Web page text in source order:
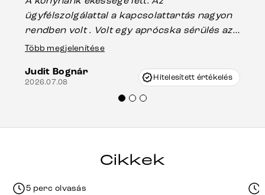
ügyfélszolgálattal a kapcsolattartás nagyon
rendben volt . Volt egy aprócska sérülés az
asztal talpánál, ami szállításkor
nagyon korrekten jártak el az ügyemben.
Mindenkinek ajánlani tudom a Delife
Több megjelenítése
Judit Bognár
2026.07.08 Hitelesített értékelés
Cikkek
5 perc olvasás